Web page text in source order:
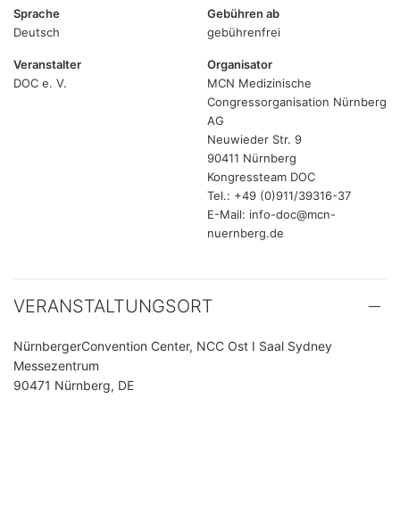
Sprache
Deutsch
Gebühren ab
gebührenfrei
Veranstalter
DOC e. V.
Organisator
MCN Medizinische
Congressorganisation Nürnberg
AG
Neuwieder Str. 9
90411 Nürnberg
Kongressteam DOC
Tel.: +49 (0)911/39316-37
E-Mail: info-doc@mcn-
nuernberg.de
VERANSTALTUNGSORT
NürnbergerConvention Center, NCC Ost I Saal Sydney
Messezentrum
90471 Nürnberg, DE